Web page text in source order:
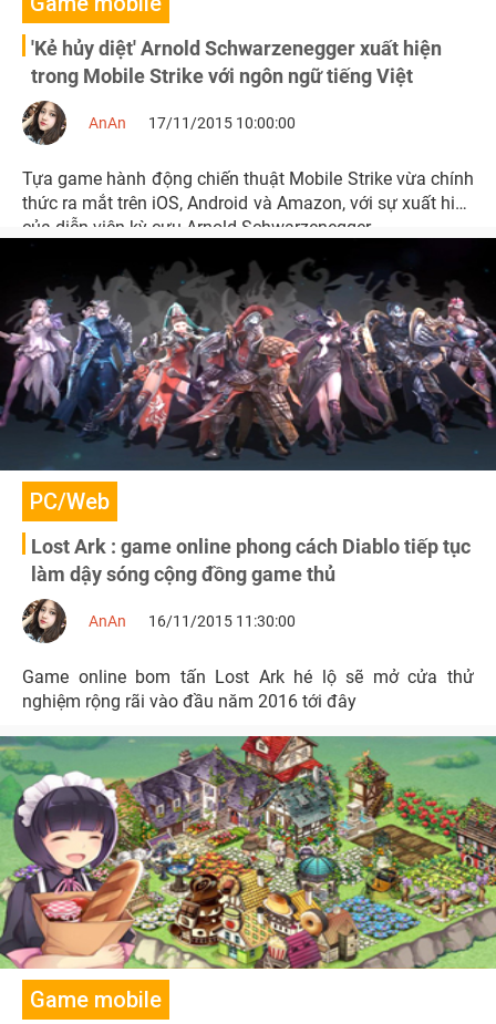
'Kẻ hủy diệt' Arnold Schwarzenegger xuất hiện
trong Mobile Strike với ngôn ngữ tiếng Việt
AnAn 17/11/2015 10:00:00
Tựa game hành động chiến thuật Mobile Strike vừa chính
thức ra mắt trên iOS, Android và Amazon, với sự xuất hiện
của diễn viên kỳ cựu Arnold Schwarzenegger
PC/Web
Lost Ark : game online phong cách Diablo tiếp tục
làm dậy sóng cộng đồng game thủ
AnAn 16/11/2015 11:30:00
Game online bom tấn Lost Ark hé lộ sẽ mở cửa thử
nghiệm rộng rãi vào đầu năm 2016 tới đây
Game mobile